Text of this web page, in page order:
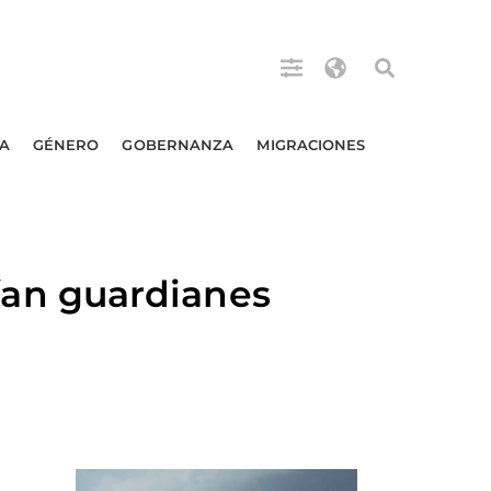
GÉNERO GOBERNANZA MIGRACIONES
guardianes